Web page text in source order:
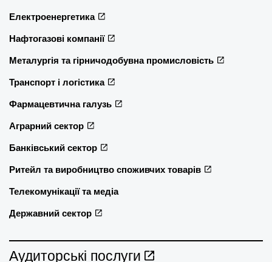
Електроенергетика
Нафтогазові компанії
Металургія та гірничодобувна промисловість
Транспорт і логістика
Фармацевтична галузь
Аграрний сектор
Банківський сектор
Ритейл та виробництво споживчих товарів
Телекомунікації та медіа
Державний сектор
Аудиторські послуги